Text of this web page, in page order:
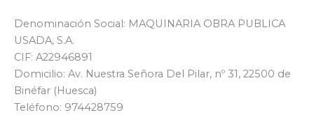
Denominación Social: MAQUINARIA OBRA PUBLICA
USADA, S.A.
CIF: A22946891
Domicilio: Av. Nuestra Señora Del Pilar, nº 31, 22500 de
Binéfar (Huesca)
Teléfono: 974428759